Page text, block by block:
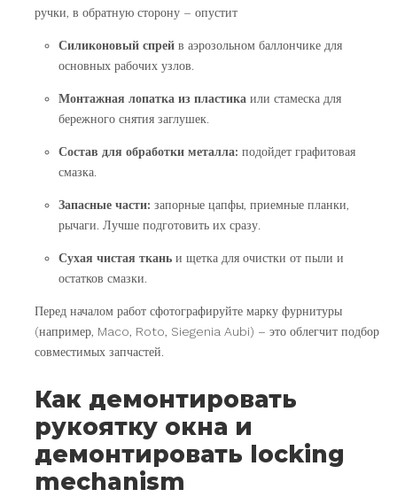
ручки, в обратную сторону – опустит
Силиконовый спрейв аэрозольном баллончике для
основных рабочих узлов.
Монтажная лопатка из пластикаили стамеска для
бережного снятия заглушек.
Состав для обработки металла: подойдет графитовая
смазка.
Запасные части: запорные цапфы, приемные планки,
рычаги. Лучше подготовить их сразу.
Сухая чистая тканьи щетка для очистки от пыли и
остатков смазки.
Перед началом работ сфотографируйте марку фурнитуры
(например, Maco, Roto, Siegenia Aubi) – это облегчит подбор
совместимых запчастей.
Как демонтировать
рукоятку окна и
демонтировать locking
mechanism